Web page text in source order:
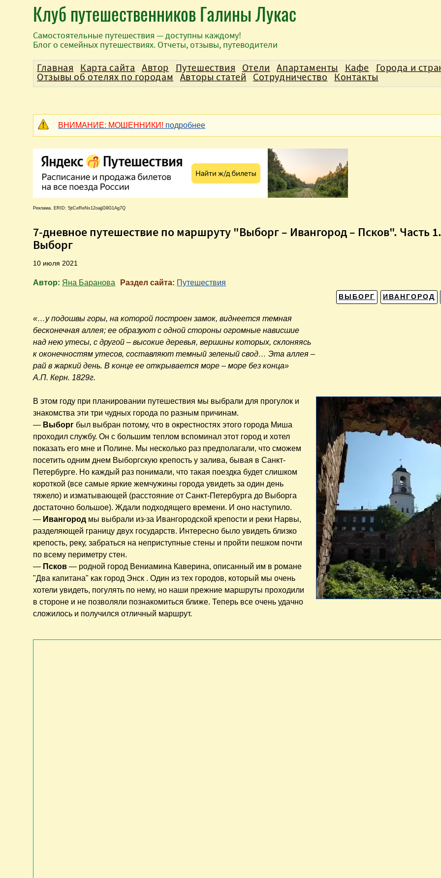
Клуб путешественников Галины Лукас
Самостоятельные путешествия — доступны каждому!
Блог о семейных путешествиях. Отчеты, отзывы, путеводители
ВНИМАНИЕ: МОШЕННИКИ! подробнее
Реклама. ERID: 5jtCeReNx12oajjG9G1Ag7Q
7-дневное путешествие по маршруту "Выборг – Ивангород – Псков". Часть 1.
Выборг
10 июля 2021
Автор: Яна Баранова Раздел сайта: Путешествия
ИВАНГОРОД
ВЫБОРГ
«…у подошвы горы, на которой построен замок, виднеется темная
бесконечная аллея; ее образуют с одной стороны огромные нависшие
над нею утесы, с другой – высокие деревья, вершины которых, склоняясь
к оконечностям утесов, составляют темный зеленый свод… Эта аллея –
рай в жаркий день. В конце ее открывается море – море без конца»
А.П. Керн. 1829г.
В этом году при планировании путешествия мы выбрали для прогулок и
знакомства эти три чудных города по разным причинам.
— Выборг был выбран потому, что в окрестностях этого города Миша
проходил службу. Он с большим теплом вспоминал этот город и хотел
показать его мне и Полине. Мы несколько раз предполагали, что сможем
посетить одним днем Выборгскую крепость у залива, бывая в Санкт-
Петербурге. Но каждый раз понимали, что такая поездка будет слишком
короткой (все самые яркие жемчужины города увидеть за один день
тяжело) и изматывающей (расстояние от Санкт-Петербурга до Выборга
достаточно большое). Ждали подходящего времени. И оно наступило.
— Ивангород мы выбрали из-за Ивангородской крепости и реки Нарвы,
разделяющей границу двух государств. Интересно было увидеть близко
крепость, реку, забраться на неприступные стены и пройти пешком почти
по всему периметру стен.
— Псков— родной город Вениамина Каверина, описанный им в романе
"Два капитана" как город Энск . Один из тех городов, который мы очень
хотели увидеть, погулять по нему, но наши прежние маршруты проходили
в стороне и не позволяли познакомиться ближе. Теперь все очень удачно
сложилось и получился отличный маршрут.
Главная Карта сайта Автор Путешествия Отели Апартаменты Кафе Города и
Отзывы об отелях по городам Авторы статей Сотрудничество Контакты